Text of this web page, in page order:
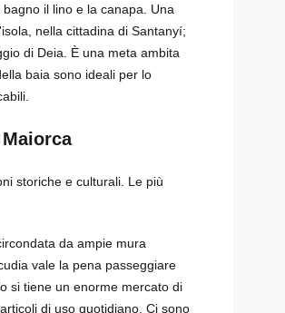
il lino e la canapa. Una
nella cittadina di Santanyí;
di Deia. È una meta ambita
baia sono ideali per lo
storiche e culturali. Le più
da ampie mura
vale la pena passeggiare
si tiene un enorme mercato di
di uso quotidiano. Ci sono